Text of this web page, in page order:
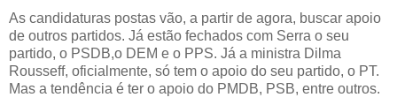
As candidaturas postas vão, a partir de agora, buscar apoio
de outros partidos. Já estão fechados com Serra o seu
partido, o PSDB,o DEM e o PPS. Já a ministra Dilma
Rousseff, oficialmente, só tem o apoio do seu partido, o PT.
Mas a tendência é ter o apoio do PMDB, PSB, entre outros.